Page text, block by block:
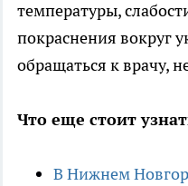
температуры,
покраснения вокруг
обращаться к врачу,
Что еще стоит
В Нижнем